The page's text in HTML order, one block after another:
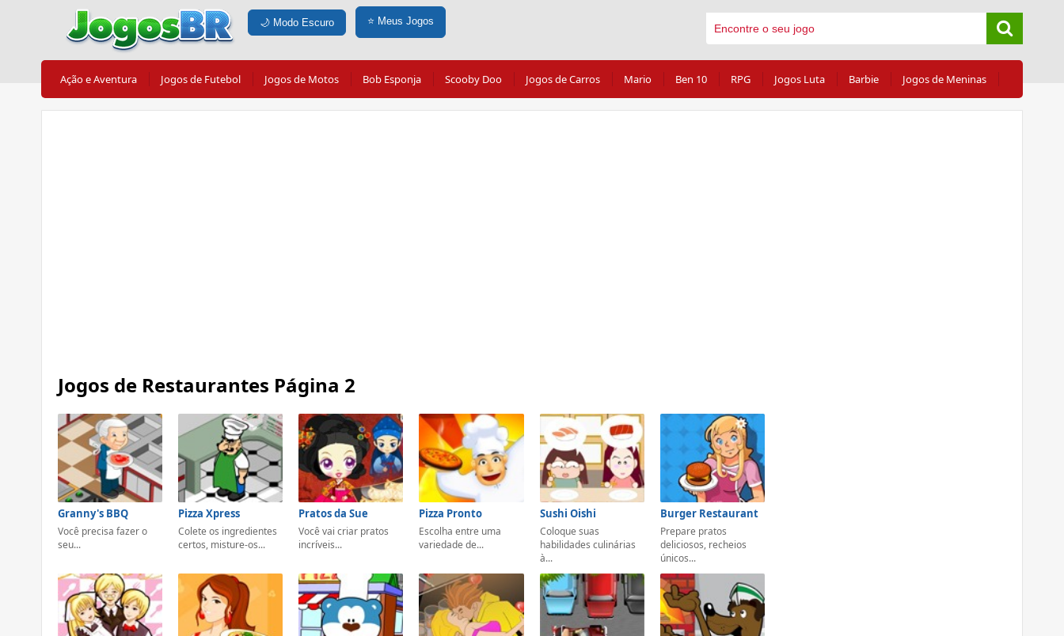
🌙 Modo Escuro ⭐ Meus Jogos
Ação e Aventura Jogos de Futebol Jogos de Motos Bob Esponja Scooby Doo Jogos de Carros Mario Ben 10 RPG Jogos Luta Barbie Jogos de Meninas
Jogos de Restaurantes Página 2
Granny's BBQ
Você precisa fazer o
seu...
Pizza Xpress
Colete os ingredientes
certos, misture-os...
Pratos da Sue
Você vai criar pratos
incríveis...
Pizza Pronto
Escolha entre uma
variedade de...
Sushi Oishi
Coloque suas
habilidades culinárias
à...
Burger Restaurant
Prepare pratos
deliciosos, recheios
únicos...